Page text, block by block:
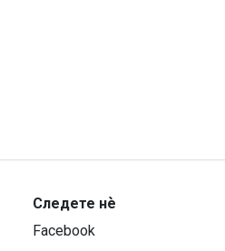
Следете нѐ
Facebook